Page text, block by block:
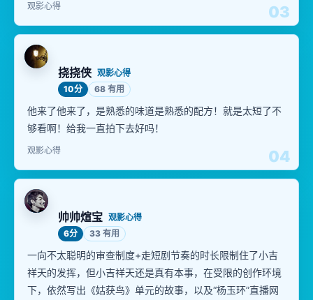
03
观影心得
04
挠挠侠 观影心得
10分
68 有用
他来了他来了，是熟悉的味道是熟悉的配方！就是太短了不
够看啊！给我一直拍下去好吗！
观影心得
帅帅煊宝 观影心得
6分
33 有用
一向不太聪明的审查制度+走短剧节奏的时长限制住了小吉
祥天的发挥，但小吉祥天还是真有本事，在受限的创作环境
下，依然写出《姑获鸟》单元的故事，以及“杨玉环”直播网